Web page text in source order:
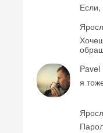
Если,
Pavel
я